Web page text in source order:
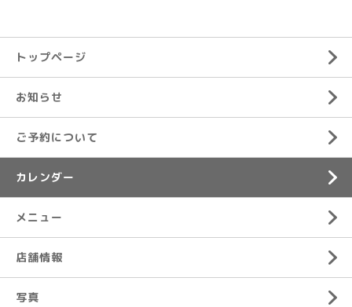
トップページ
お知らせ
ご予約について
カレンダー
メニュー
店舗情報
写真